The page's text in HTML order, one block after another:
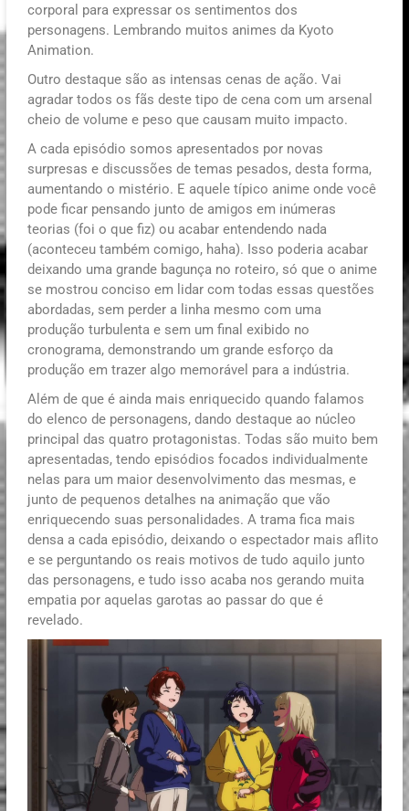
corporal para expressar os sentimentos dos
personagens. Lembrando muitos animes da Kyoto
Animation.
Outro destaque são as intensas cenas de ação. Vai
agradar todos os fãs deste tipo de cena com um arsenal
cheio de volume e peso que causam muito impacto.
A cada episódio somos apresentados por novas
surpresas e discussões de temas pesados, desta forma,
aumentando o mistério. E aquele típico anime onde você
pode ficar pensando junto de amigos em inúmeras
teorias (foi o que fiz) ou acabar entendendo nada
(aconteceu também comigo, haha). Isso poderia acabar
deixando uma grande bagunça no roteiro, só que o anime
se mostrou conciso em lidar com todas essas questões
abordadas, sem perder a linha mesmo com uma
produção turbulenta e sem um final exibido no
cronograma, demonstrando um grande esforço da
produção em trazer algo memorável para a indústria.
Além de que é ainda mais enriquecido quando falamos
do elenco de personagens, dando destaque ao núcleo
principal das quatro protagonistas. Todas são muito bem
apresentadas, tendo episódios focados individualmente
nelas para um maior desenvolvimento das mesmas, e
junto de pequenos detalhes na animação que vão
enriquecendo suas personalidades. A trama fica mais
densa a cada episódio, deixando o espectador mais aflito
e se perguntando os reais motivos de tudo aquilo junto
das personagens, e tudo isso acaba nos gerando muita
empatia por aquelas garotas ao passar do que é
revelado.